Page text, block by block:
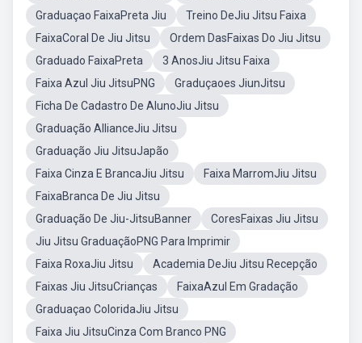
Graduaçao FaixaPreta Jiu
Treino DeJiu Jitsu Faixa
FaixaCoral De Jiu Jitsu
Ordem DasFaixas Do Jiu Jitsu
Graduado FaixaPreta
3 AnosJiu Jitsu Faixa
Faixa Azul Jiu JitsuPNG
Graduçaoes JiunJitsu
Ficha De Cadastro De AlunoJiu Jitsu
Graduação AllianceJiu Jitsu
Graduação Jiu JitsuJapão
Faixa Cinza E BrancaJiu Jitsu
Faixa MarromJiu Jitsu
FaixaBranca De Jiu Jitsu
Graduação De Jiu-JitsuBanner
CoresFaixas Jiu Jitsu
Jiu Jitsu GraduaçãoPNG Para Imprimir
Faixa RoxaJiu Jitsu
Academia DeJiu Jitsu Recepção
Faixas Jiu JitsuCrianças
FaixaAzul Em Gradação
Graduaçao ColoridaJiu Jitsu
Faixa Jiu JitsuCinza Com Branco PNG